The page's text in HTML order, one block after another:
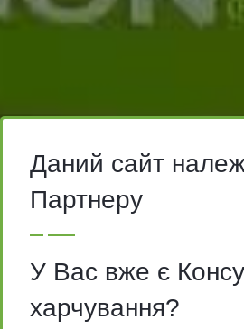
Даний сайт
Партнеру
У Вас вже є
харчування?
На вимогу компанії
відкрити доступ до
реєстрації